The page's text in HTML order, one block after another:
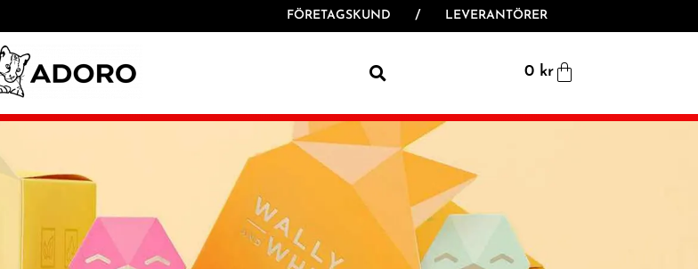
FÖRETAGSKUND / LEVERANTÖRER
0 kr